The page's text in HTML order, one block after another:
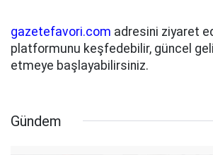
gazetefavori.com adresini ziyaret
platformunu keşfedebilir, güncel
etmeye başlayabilirsiniz.
Gündem